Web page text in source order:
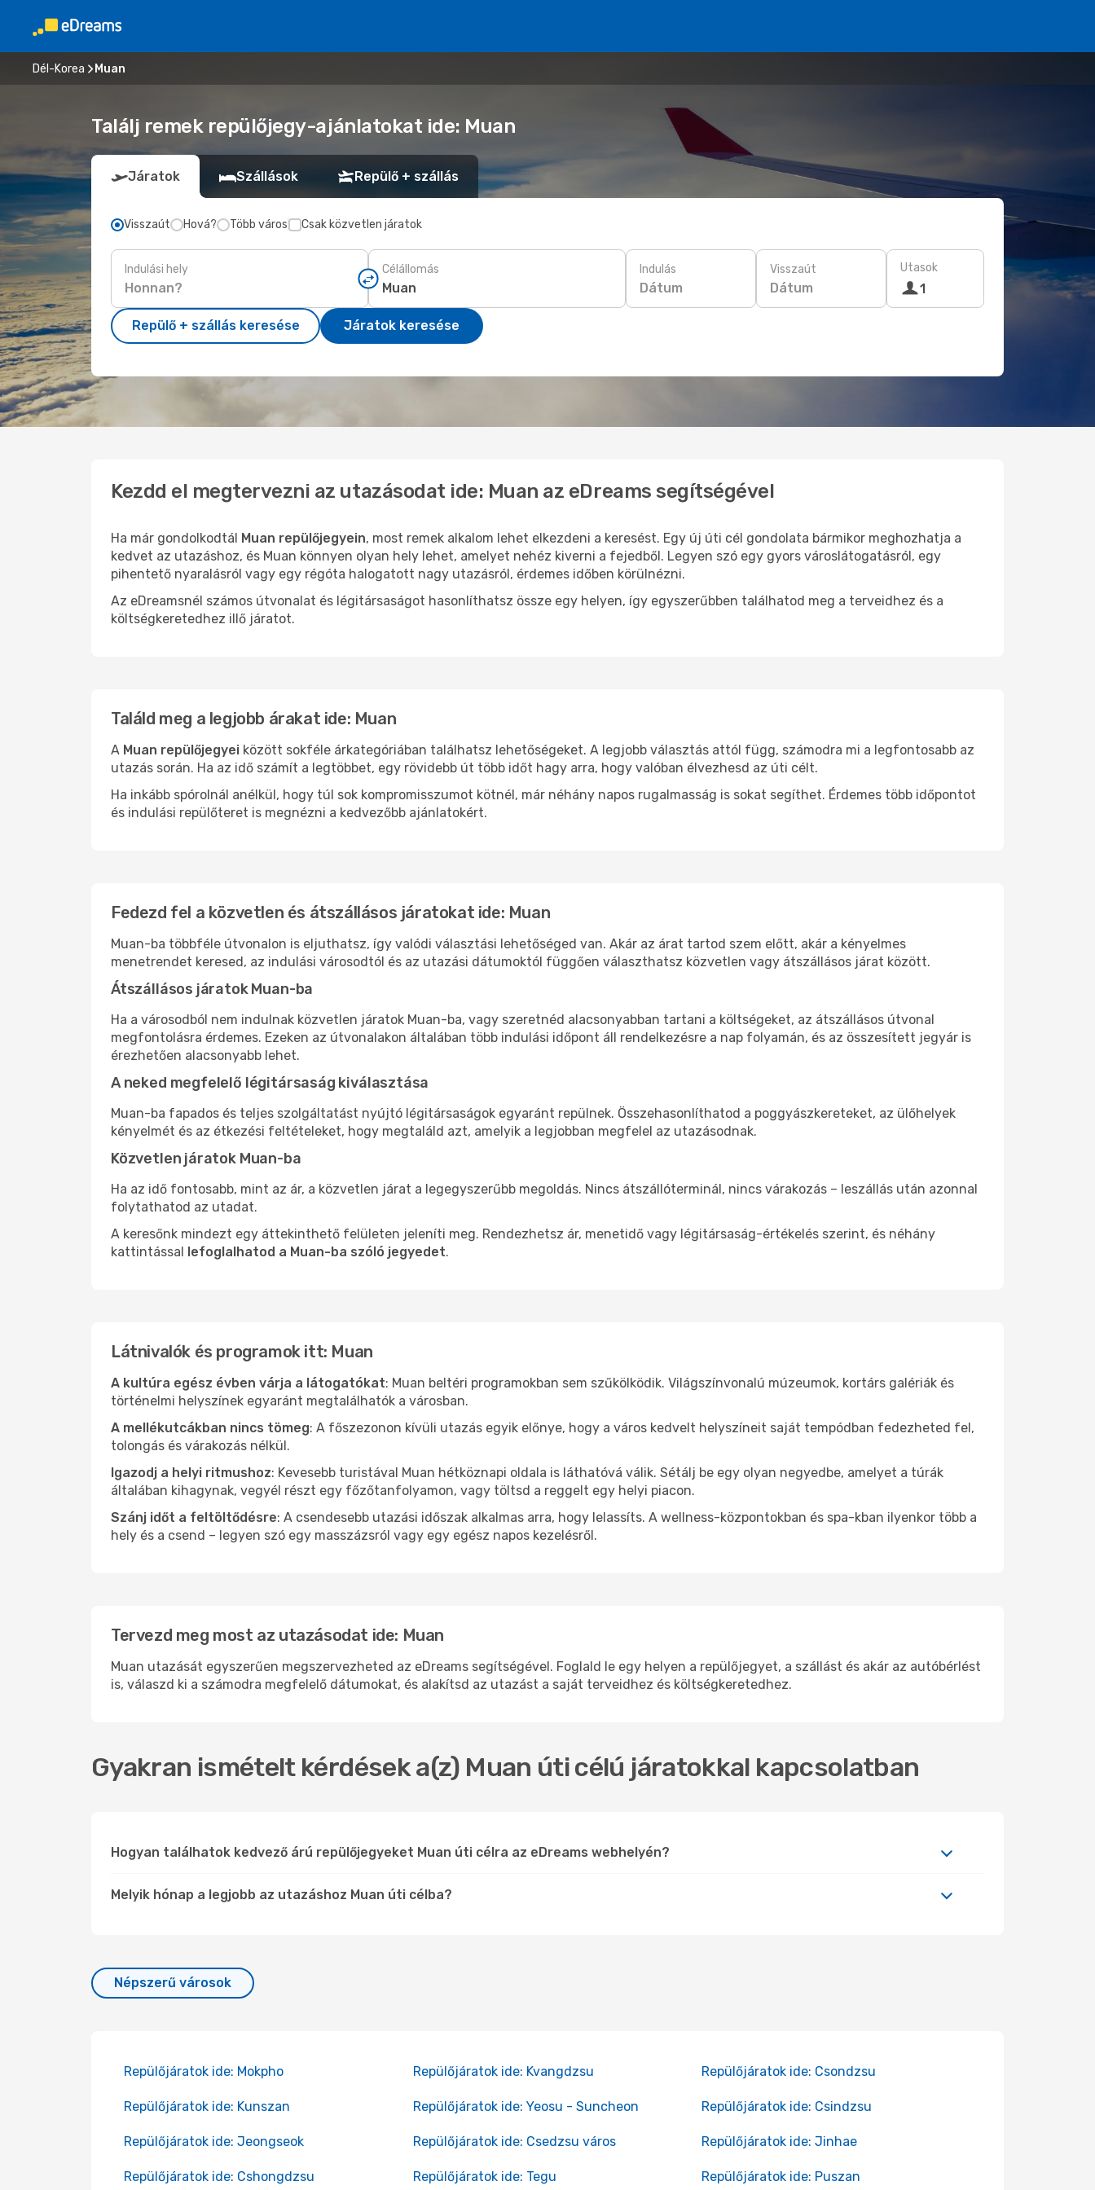
Dél-Korea Muan
Találj remek repülőjegy-ajánlatokat ide: Muan
Járatok Szállások Repülő + szállás
Visszaút Hová? Több város Csak közvetlen járatok
Indulási hely Célállomás Indulás
Dátum
Visszaút
Dátum
Utasok
1
Repülő + szállás keresése Járatok keresése
Kezdd el megtervezni az utazásodat ide: Muan az eDreams segítségével
Ha már gondolkodtál Muan repülőjegyein, most remek alkalom lehet elkezdeni a keresést. Egy új úti cél gondolata bármikor meghozhatja a
kedvet az utazáshoz, és Muan könnyen olyan hely lehet, amelyet nehéz kiverni a fejedből. Legyen szó egy gyors városlátogatásról, egy
pihentető nyaralásról vagy egy régóta halogatott nagy utazásról, érdemes időben körülnézni.
Az eDreamsnél számos útvonalat és légitársaságot hasonlíthatsz össze egy helyen, így egyszerűbben találhatod meg a terveidhez és a
költségkeretedhez illő járatot.
Találd meg a legjobb árakat ide: Muan
A Muan repülőjegyei között sokféle árkategóriában találhatsz lehetőségeket. A legjobb választás attól függ, számodra mi a legfontosabb az
utazás során. Ha az idő számít a legtöbbet, egy rövidebb út több időt hagy arra, hogy valóban élvezhesd az úti célt.
Ha inkább spórolnál anélkül, hogy túl sok kompromisszumot kötnél, már néhány napos rugalmasság is sokat segíthet. Érdemes több időpontot
és indulási repülőteret is megnézni a kedvezőbb ajánlatokért.
Fedezd fel a közvetlen és átszállásos járatokat ide: Muan
Muan-ba többféle útvonalon is eljuthatsz, így valódi választási lehetőséged van. Akár az árat tartod szem előtt, akár a kényelmes
menetrendet keresed, az indulási városodtól és az utazási dátumoktól függően választhatsz közvetlen vagy átszállásos járat között.
Átszállásos járatok Muan-ba
Ha a városodból nem indulnak közvetlen járatok Muan-ba, vagy szeretnéd alacsonyabban tartani a költségeket, az átszállásos útvonal
megfontolásra érdemes. Ezeken az útvonalakon általában több indulási időpont áll rendelkezésre a nap folyamán, és az összesített jegyár is
érezhetően alacsonyabb lehet.
A neked megfelelő légitársaság kiválasztása
Muan-ba fapados és teljes szolgáltatást nyújtó légitársaságok egyaránt repülnek. Összehasonlíthatod a poggyászkereteket, az ülőhelyek
kényelmét és az étkezési feltételeket, hogy megtaláld azt, amelyik a legjobban megfelel az utazásodnak.
Közvetlen járatok Muan-ba
Ha az idő fontosabb, mint az ár, a közvetlen járat a legegyszerűbb megoldás. Nincs átszállóterminál, nincs várakozás – leszállás után azonnal
folytathatod az utadat.
A keresőnk mindezt egy áttekinthető felületen jeleníti meg. Rendezhetsz ár, menetidő vagy légitársaság-értékelés szerint, és néhány
kattintással lefoglalhatod a Muan-ba szóló jegyedet.
Látnivalók és programok itt: Muan
A kultúra egész évben várja a látogatókat: Muan beltéri programokban sem szűkölködik. Világszínvonalú múzeumok, kortárs galériák és
történelmi helyszínek egyaránt megtalálhatók a városban.
A mellékutcákban nincs tömeg: A főszezonon kívüli utazás egyik előnye, hogy a város kedvelt helyszíneit saját tempódban fedezheted fel,
tolongás és várakozás nélkül.
Igazodj a helyi ritmushoz: Kevesebb turistával Muan hétköznapi oldala is láthatóvá válik. Sétálj be egy olyan negyedbe, amelyet a túrák
általában kihagynak, vegyél részt egy főzőtanfolyamon, vagy töltsd a reggelt egy helyi piacon.
Szánj időt a feltöltődésre: A csendesebb utazási időszak alkalmas arra, hogy lelassíts. A wellness-központokban és spa-kban ilyenkor több a
hely és a csend – legyen szó egy masszázsról vagy egy egész napos kezelésről.
Tervezd meg most az utazásodat ide: Muan
Muan utazását egyszerűen megszervezheted az eDreams segítségével. Foglald le egy helyen a repülőjegyet, a szállást és akár az autóbérlést
is, válaszd ki a számodra megfelelő dátumokat, és alakítsd az utazást a saját terveidhez és költségkeretedhez.
Gyakran ismételt kérdések a(z) Muan úti célú járatokkal kapcsolatban
Hogyan találhatok kedvező árú repülőjegyeket Muan úti célra az eDreams webhelyén?
Melyik hónap a legjobb az utazáshoz Muan úti célba?
Népszerű városok
Repülőjáratok ide: Mokpho Repülőjáratok ide: Kvangdzsu Repülőjáratok ide: Csondzsu
Repülőjáratok ide: Kunszan Repülőjáratok ide: Yeosu - Suncheon Repülőjáratok ide: Csindzsu
Repülőjáratok ide: Jeongseok Repülőjáratok ide: Csedzsu város Repülőjáratok ide: Jinhae
Repülőjáratok ide: Cshongdzsu Repülőjáratok ide: Tegu Repülőjáratok ide: Puszan